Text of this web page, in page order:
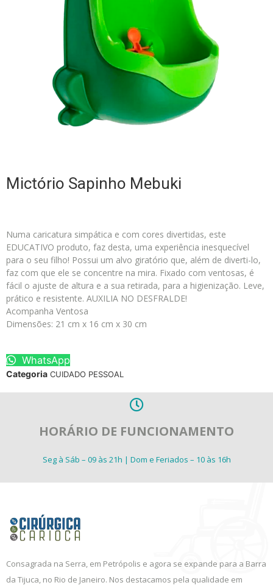
Mictório Sapinho Mebuki
Numa caricatura simpática e com cores divertidas, este
EDUCATIVO produto, faz desta, uma experiência inesquecível
para o seu filho! Possui um alvo giratório que, além de diverti-lo,
faz com que ele se concentre na mira. Fixado com ventosas, é
fácil o ajuste de altura e a sua retirada, para a higienização. Leve,
prático e resistente. AUXILIA NO DESFRALDE!
Acompanha Ventosa
Dimensões: 21 cm x 16 cm x 30 cm
WhatsApp
Categoria CUIDADO PESSOAL
HORÁRIO DE FUNCIONAMENTO
Seg à Sáb – 09 às 21h | Dom e Feriados – 10 às 16h
Consagrada na Serra, em Petrópolis e agora se expande para a Barra
da Tijuca, no Rio de Janeiro. Nos destacamos pela qualidade em